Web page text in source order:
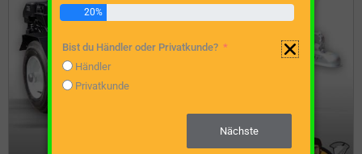
20%
Bist du Händler oder Privatkunde?
Händler
Privatkunde
Nächste